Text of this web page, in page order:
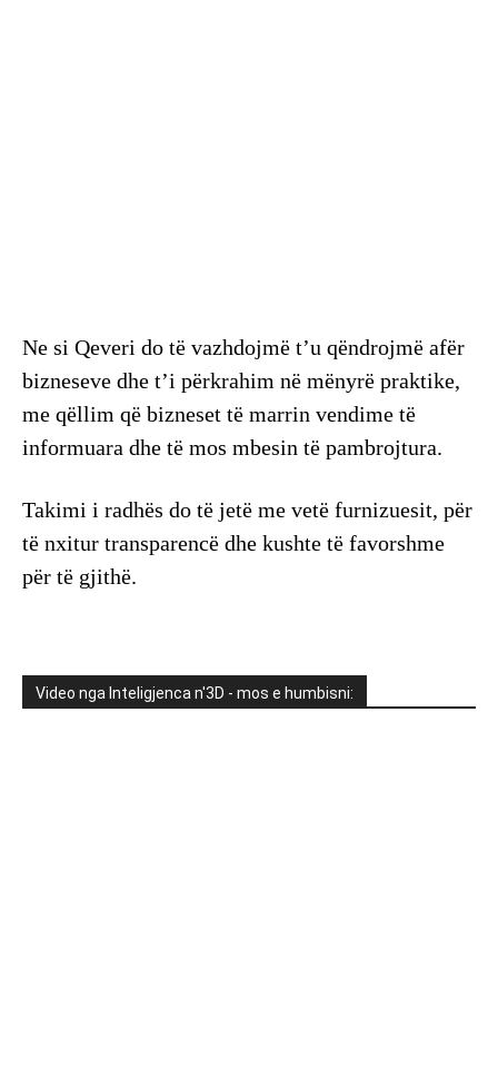
Ne si Qeveri do të vazhdojmë t’u qëndrojmë afër
bizneseve dhe t’i përkrahim në mënyrë praktike,
me qëllim që bizneset të marrin vendime të
informuara dhe të mos mbesin të pambrojtura.
Takimi i radhës do të jetë me vetë furnizuesit, për
të nxitur transparencë dhe kushte të favorshme
për të gjithë.
Video nga Inteligjenca n'3D - mos e humbisni: